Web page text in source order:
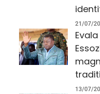
21/07/
13/07/